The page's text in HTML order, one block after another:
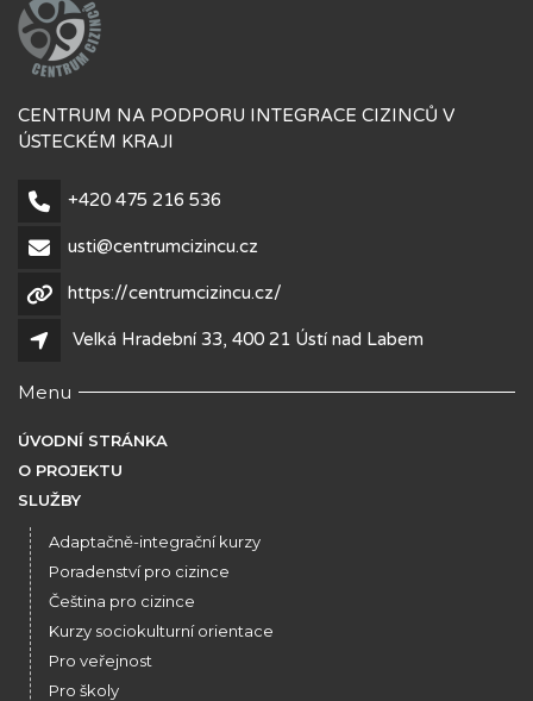
CENTRUM NA PODPORU INTEGRACE CIZINCŮ V
ÚSTECKÉM KRAJI
+420 475 216 536
usti@centrumcizincu.cz
https://centrumcizincu.cz/
Velká Hradební 33, 400 21 Ústí nad Labem
Menu
ÚVODNÍ STRÁNKA
O PROJEKTU
SLUŽBY
Adaptačně-integrační kurzy
Poradenství pro cizince
Čeština pro cizince
Kurzy sociokulturní orientace
Pro veřejnost
Pro školy